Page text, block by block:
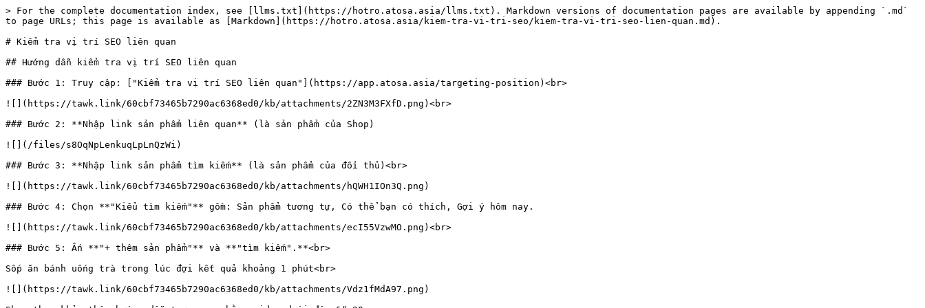
> For the complete documentation index, see [llms.txt](https://hotro.atosa.asia/llms.txt). Markdown versions of documentation pages are available by appending `.md`
to page URLs; this page is available as [Markdown](https://hotro.atosa.asia/kiem-tra-vi-tri-seo/kiem-tra-vi-tri-seo-lien-quan.md).
# Kiểm tra vị trí SEO liên quan
## Hướng dẫn kiểm tra vị trí SEO liên quan
### Bước 1: Truy cập: ["Kiểm tra vị trí SEO liên quan"](https://app.atosa.asia/targeting-position)<br>
![](https://tawk.link/60cbf73465b7290ac6368ed0/kb/attachments/2ZN3M3FXfD.png)<br>
### Bước 2: **Nhập link sản phẩm liên quan** (là sản phẩm của Shop)
![](/files/s8OqNpLenkuqLpLnQzWi)
### Bước 3: **Nhập link sản phẩm tìm kiếm** (là sản phẩm của đối thủ)<br>
![](https://tawk.link/60cbf73465b7290ac6368ed0/kb/attachments/hQWH1IOn3Q.png)
### Bước 4: Chọn **"Kiểu tìm kiếm"** gồm: Sản phẩm tương tự, Có thể bạn có thích, Gợi ý hôm nay.
![](https://tawk.link/60cbf73465b7290ac6368ed0/kb/attachments/ecI55VzwMO.png)<br>
### Bước 5: Ấn **"+ thêm sản phẩm"** và **"tìm kiếm".**<br>
Sốp ăn bánh uống trà trong lúc đợi kết quả khoảng 1 phút<br>
![](https://tawk.link/60cbf73465b7290ac6368ed0/kb/attachments/Vdz1fMdA97.png)